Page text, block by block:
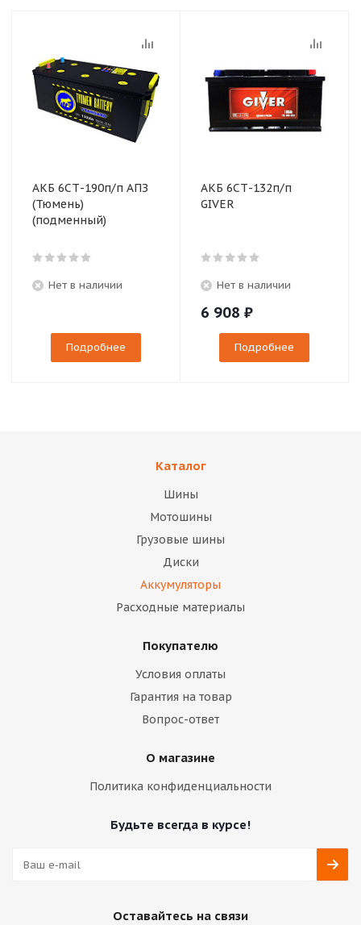
АКБ 6СТ-190п/п АПЗ
(Тюмень)
(подменный)
Нет в наличии
Подробнее
АКБ 6СТ-132п/п
GIVER
Нет в наличии
6 908 ₽
Подробнее
Каталог
Шины
Мотошины
Грузовые шины
Диски
Аккумуляторы
Расходные материалы
Покупателю
Условия оплаты
Гарантия на товар
Вопрос-ответ
О магазине
Политика конфиденциальности
Будьте всегда в курсе!
Оставайтесь на связи